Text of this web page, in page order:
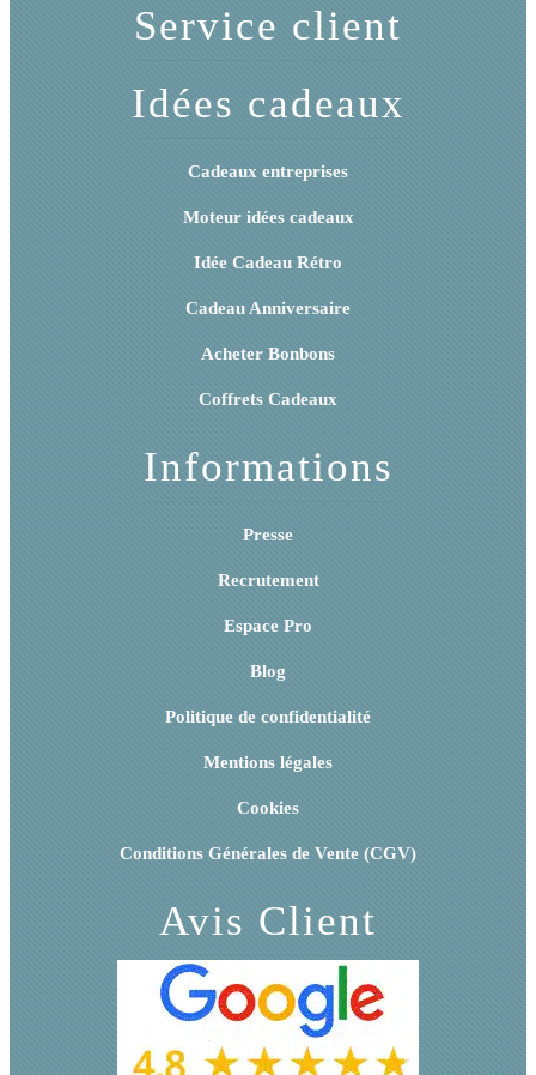
Service client
Idées cadeaux
Cadeaux entreprises
Moteur idées cadeaux
Idée Cadeau Rétro
Cadeau Anniversaire
Acheter Bonbons
Coffrets Cadeaux
Informations
Presse
Recrutement
Espace Pro
Blog
Politique de confidentialité
Mentions légales
Cookies
Conditions Générales de Vente (CGV)
Avis Client